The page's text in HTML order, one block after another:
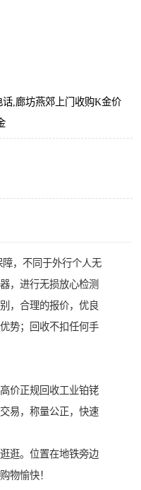
,廊坊燕郊上门收购K金价
，不同于外行个人无
，进行无损放心检测
，合理的报价，优良
势；回收不扣任何手
价正规回收工业铂铑
易，称量公正，快速
逛。位置在地铁旁边
物愉快！